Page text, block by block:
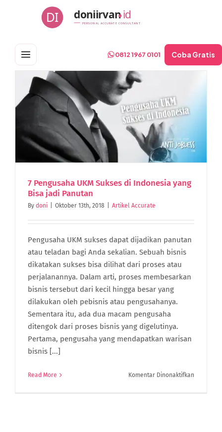
DI doniirvanid
PERSONAL ACCURATE CONSULTANT
0812 1967 0101 Coba Gratis
7 Pengusaha UKM Sukses di Indonesia yang
Bisa jadi Panutan
By doni Oktober 13th, 2018 Artikel Accurate
Pengusaha UKM sukses dapat dijadikan panutan
atau teladan bagi Anda sekalian. Sebuah bisnis
dikatakan sukses bisa dilihat dari proses atau
perjalanannya. Dalam arti, proses membesarkan
bisnis tersebut dari kecil hingga besar yang
dilakukan oleh pebisnis atau pengusahanya.
Sementara itu, ada dua macam pengusaha
ditengok dari proses bisnis yang digelutinya.
Pertama, pengusaha yang mendapatkan warisan
bisnis [...]
Read More Komentar Dinonaktifkan